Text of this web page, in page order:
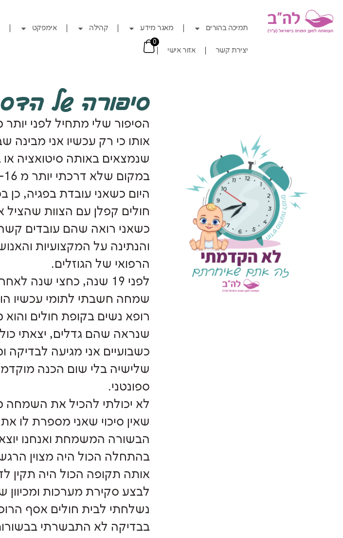
תמיכה בהורים מאגר מידע קהילה אימפקט
יצירת קשר אזור אישי
0
סיפורה של
אותו כי רק עכשיו אני
שנמצאים באותה סיטואציה או
היום כשאני עובדת בפגיה,
חולים קפלן עם הצוות שהציל
כשאני רואה שהם עובדים
והנתינה על המקצועיות
הרפואי של הגוזלים.
לפני 19 שנה, כחצי שנה
שמחה חשבתי לתומי עכשיו
רופא נשים בקופת חולים
שנראה שהם גדלים, יצאתי
כשבועיים אני מגיעה
שלישיה בלי שום הכנה
ספונטני.
לא יכולתי להכיל את השמחה
שאין סיכוי שאני מספרת לו
הבשורה המשמחת ואנחנו
בהתחלה הכול היה מצוין
לבצע סקירת מערכות ומכיוון
נשלחתי לבית חולים אסף
בבדיקה לא התבשרתי